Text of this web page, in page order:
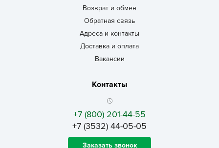
Возврат и обмен
Обратная связь
Адреса и контакты
Доставка и оплата
Вакансии
Контакты
+7 (800) 201-44-55
+7 (3532) 44-05-05
Заказать звонок